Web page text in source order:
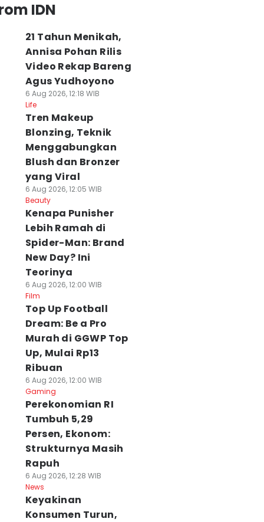
IDN
21 Tahun Menikah,
Annisa Pohan Rilis
Video Rekap Bareng
Agus Yudhoyono
6 Aug 2026, 12:18 WIB
Life
Tren Makeup
Blonzing, Teknik
Menggabungkan
Blush dan Bronzer
yang Viral
6 Aug 2026, 12:05 WIB
Beauty
Kenapa Punisher
Lebih Ramah di
Spider-Man: Brand
New Day? Ini
Teorinya
6 Aug 2026, 12:00 WIB
Film
Top Up Football
Dream: Be a Pro
Murah di GGWP Top
Up, Mulai Rp13
Ribuan
6 Aug 2026, 12:00 WIB
Gaming
Perekonomian RI
Tumbuh 5,29
Persen, Ekonom:
Strukturnya Masih
Rapuh
6 Aug 2026, 12:28 WIB
News
Keyakinan
Konsumen Turun,